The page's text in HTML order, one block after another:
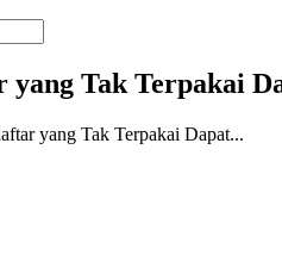
Tak Terpakai
yang Tak Terpakai Dapat...